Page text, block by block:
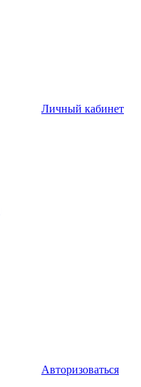
Личный кабинет
Авторизоваться